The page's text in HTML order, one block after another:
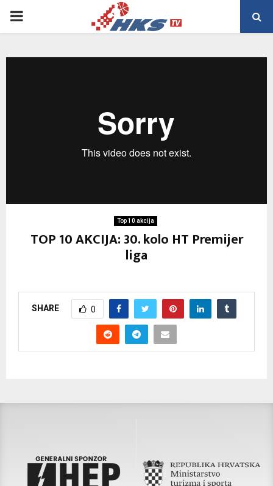
PRIMARY
Top 10 akcija
TOP 10 AKCIJA: 30. kolo HT Premijer
liga
SHARE 0